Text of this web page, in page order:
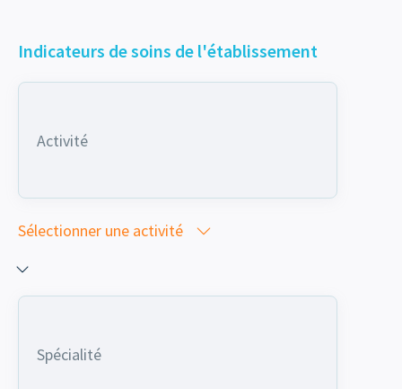
Indicateurs de soins de l'établissement
Activité
Sélectionner une activité
Spécialité